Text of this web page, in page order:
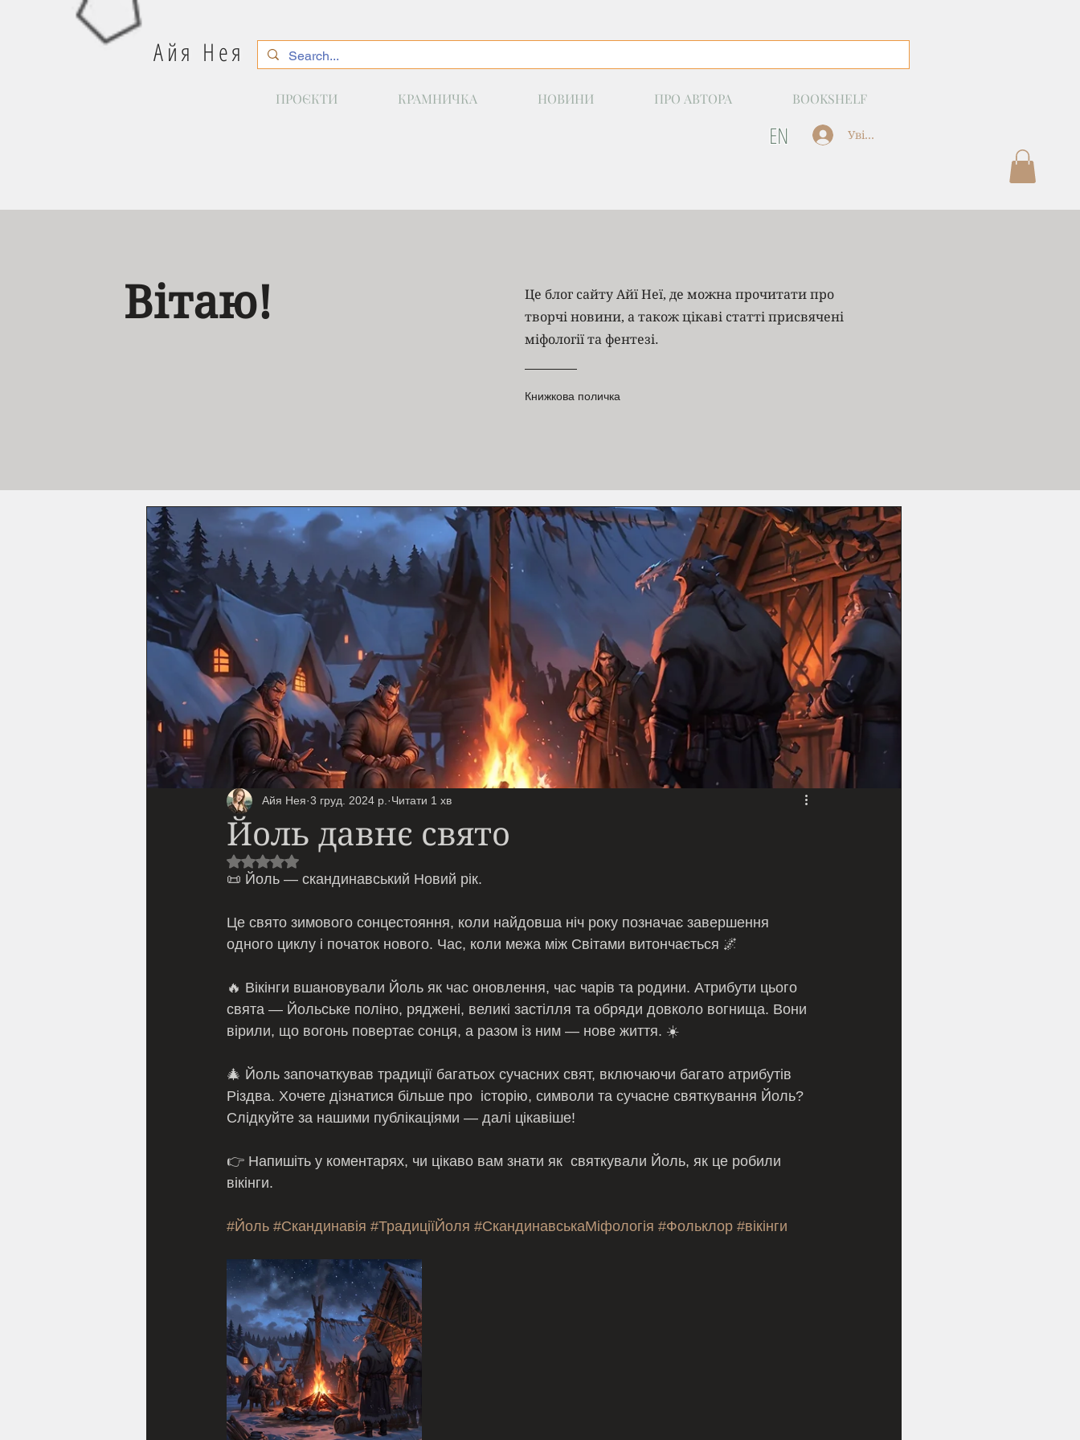
Айя Нея
ПРОЄКТИ КРАМНИЧКА НОВИНИ ПРО АВТОРА BOOKSHELF
EN Увійти
Вітаю!
Це блог сайту Айї Неї, де можна прочитати про
творчі новини, а також цікаві статті присвячені
міфології та фентезі.
Книжкова поличка
Йоль давнє свято
Айя Нея 3 груд. 2024 р. Читати 1 хв
Оцінка: NaN з 5 зірок.
📜 Йоль — скандинавський Новий рік.
Це свято зимового сонцестояння, коли найдовша ніч року позначає завершення
одного циклу і початок нового. Час, коли межа між Світами витончається 🌌
🔥 Вікінги вшановували Йоль як час оновлення, час чарів та родини. Атрибути цього
свята — Йольське поліно, ряджені, великі застілля та обряди довколо вогнища. Вони
вірили, що вогонь повертає сонця, а разом із ним — нове життя. ☀️
🎄 Йоль започаткував традиції багатьох сучасних свят, включаючи багато атрибутів
Різдва. Хочете дізнатися більше про  історію, символи та сучасне святкування Йоль?
Слідкуйте за нашими публікаціями — далі цікавіше!
👉 Напишіть у коментарях, чи цікаво вам знати як  святкували Йоль, як це робили
вікінги.
#Йоль #Скандинавія #ТрадиціїЙоля #СкандинавськаМіфологія #Фольклор #вікінги